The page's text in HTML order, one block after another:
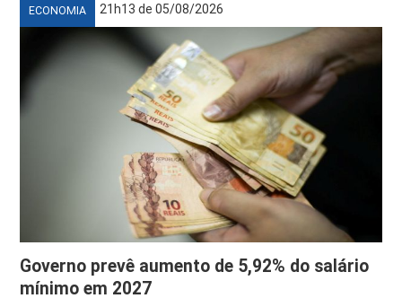
ECONOMIA 21h13 de 05/08/2026
Governo prevê aumento de 5,92% do salário
mínimo em 2027